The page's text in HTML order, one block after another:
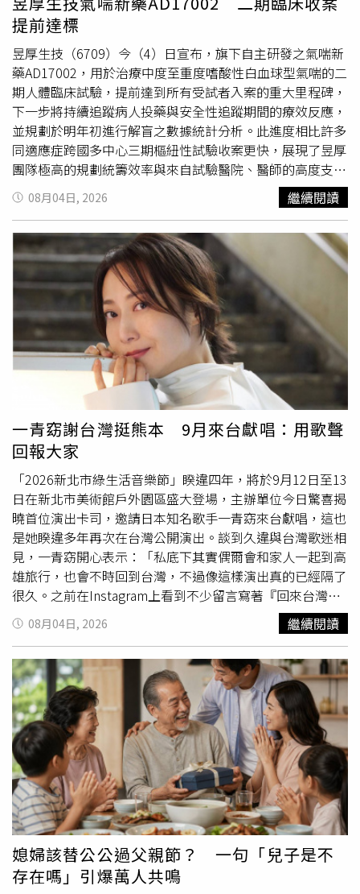
前還房貸後，資金是不是就拿不回來？徐佳馨：如果未來的
貸款政策及個人條件允許，仍可能再把資金借出來運用。黃
舒衛：提前還款會提高資產淨值，也可能增加日後再融資的
空間。不過，實際條件仍須視當時的授信政策而定。Q7：
什麼樣的人比較適合「不急著還房貸」？徐佳馨：要有其他
穩定現金流、沒有過多債務，並且能撐過市場空頭，不會因
短期下跌被迫賣出。最重要的還是投資能力。黃舒衛：除了
投資市場環境，也要了解房貸的攤還結構。貸款年期拉長或
使用寬限期，都要先考慮未來償付與轉貸的條件。閒錢還房
貸？還是買 ETF？4指標測出你是不是「被割的韭菜」！我
該提前還房貸嗎？一張表秒懂自我評估PCB、記憶體「資金
高低切換」 專家點名這2檔：必備頎邦、采鈺深套怎解？ 專
家勸「趁反彈快換股」2長線黑馬曝光這幾天盤很難看！ 阮
慕驊坦言「在看高股息」 親揭下檔保護真面目
一位具備「照顧者」與「輕度失智者」雙重身分的失智者代
表曾清芳分享，當年陪同妻子檢查時，意外發現兩人雙雙確
診失智，因害怕社會異樣眼光與失去工作的標籤，隱瞞病情
直到退休。他表示，對失智者而言，來自社會的誤解與標籤
常是壓力和阻力的來源，例如辦理金融或法律事務時，被貼
上「高風險客戶」拒於門外；誤觸法網時，也常被誤認為故
意犯罪而難以自辯。他認為，失智者需要的是合適的支持性
制度，才能繼續有尊嚴地生活在熟悉的社區。即使具備醫療
背景 失智家庭仍可能感到徬徨無助失智症家屬林靜芸醫師
分享照顧歷程，她坦言先生確診之初，自己對失智症的認識
仍停留在恐懼與無助，也曾聽聞照顧者因擔心家人走失而不
敢帶家人出門，甚至承受旁人異樣眼光。她指出，即使夫妻
兩人都受過專業醫療訓練、家中也聘有外籍看護，失智症來
臨時仍感到徬徨無助。照顧者也需制度支持 民團主張保障
就業與經濟權益中華民國家庭照顧者關懷總會陳景寧秘書長
表示，總會支持以「基本法」形式整合散落於各法規的資
源，並主張保障家庭照顧者在勞務、就業、心理、經濟與決
策支持等權利。他認為，相關制度不應只在家庭發生危機後
才介入，而應建立較具預防性的支持措施，降低照顧壓力持
續累積所帶來的風險。民團：失智症具隱性障礙特性 盼保
障平等參與權利中華民國身心障礙聯盟洪心平秘書長表示，
失智症屬於不易被察覺的隱性障礙，隨著高齡化加劇，人數
將持續快速增加。聯盟期待
透過《失智症基本法》，保障失
智者的平等參與、支持性決策及社會融入，打造兼顧人權、
尊嚴與安全的共生社會。不只醫療長照 也涉及生活中的各
項權益徐文俊強調，《失智症基本法》不是只為已確診者而
制定，更攸關每個家庭能否及早發現、及時獲得醫療與照顧
資源；也關係到失智者在金融、職場、交通及司法等不同場
域，是否仍能受到平等對待，並享有應有的權利與尊嚴。因
此，台灣失智症協會主張透過《失智症基本法》，建立跨部
會協調與制度支持，讓失智者及其家庭在不同人生階段都能
獲得較完整的保障。【延伸閱讀】下廚做飯與失智症風險降
低有關？專家：烹飪過程眉角多 助大腦保持靈活女性失智
症盛行率比男性高！醫揭4可能原因 更年期後應警惕
https://www.healthnews.com.tw/readnews.php?
id=69325
年舉辦個人演唱會時，曾因演唱華研時期歌曲收到存證信
函，引發外界對版權議題的討論；今年Ella舉辦《It's Me 艾
拉主意巡迴演唱會》期間，演唱多首S.H.E經典歌曲，華研
也曾發布聲明表示，未收到Ella或主辦單位針對錄音著作權
的相關申請。近年來，三名成員各自投入不同工作。Selina
自2023年迎接兒子「小腰果」誕生後，生活重心逐漸轉向
家庭；田馥甄持續推出音樂作品及舉辦個人巡迴演唱會，日
前也曾透露第6張專輯已順利「著床」；Ella則持續展開
《It's Me 艾拉主意巡迴演唱會》，巡演足跡遍及各地。田
馥甄親回粉絲疑問，並說明背後原因。（圖／翻攝IG／田馥
甄 Hebe）
提前達標
昱厚生技（6709）今（4）日宣布，旗下自主研發之氣喘新
藥AD17002，用於治療中度至重度嗜酸性白血球型氣喘的二
期人體臨床試驗，提前達到所有受試者入案的重大里程碑，
下一步將持續追蹤病人投藥與安全性追蹤期間的療效反應，
並規劃於明年初進行解盲之數據統計分析。此進度相比許多
同適應症跨國多中心三期樞紐性試驗收案更快，展現了昱厚
團隊極高的規劃統籌效率與來自試驗醫院、醫師的高度支持
與動員。本次臨床試驗招募參與情況踴躍，歸因於固有中重
度氣喘治療藥物的缺乏，以致許多氣喘患者在接受長期治療
後常面臨療效降低的困境；同時也顯示出患者及市場對於新
機轉氣喘藥物及療法的高度期待，更印證了AD17002切合目
前未被滿足的醫療需求。針對新藥的獨特優勢，昱厚表示
AD17002是一項突破性的重組蛋白藥物，主要透過鼻噴劑進
行局部給藥。在作用機制上，不同於傳統藥物直接癱瘓免疫
系統或僅作氣道擴張等症狀治療，AD17002是運用積極的免
疫調節來緩和過度的區域過敏發炎反應。其臨床訴求包含肺
功能改善、降低類固醇的使用，避免惡化及延長進入氣喘重
症期。此外，該藥物更具備高安全性，無明顯副作用及抗藥
08月04日, 2026 繼續閱讀
一青窈謝台灣挺熊本 9月來台獻唱：用歌聲
回報大家
「2026新北市綠生活音樂節」睽違四年，將於9月12日至13
日在新北市美術館戶外園區盛大登場，主辦單位今日驚喜揭
曉首位演出卡司，邀請日本知名歌手一青窈來台獻唱，這也
是她睽違多年再次在台灣公開演出。談到久違與台灣歌迷相
見，一青窈開心表示：「私底下其實偶爾會和家人一起到高
雄旅行，也會不時回到台灣，不過像這樣演出真的已經隔了
很久。之前在Instagram上看到不少留言寫著『回來台灣唱
歌吧！』，所以這次終於能和大家見面，真的非常開心。」
除了期待演出，她也透露此行最想造訪的地方，是位於迪化
街、由亞洲名廚江振誠創立的「台灣味譜實驗所」，她說：
「我很想親眼看看融合台灣傳統路邊攤文化概念打造的
『Dining Box』。」演出地點選在新北市美術館戶外園區，
也讓熱愛藝術的一青窈充滿期待。她分享：「九份自不用
說，父親的公司就在那一帶；我以前也曾到鶯歌參觀過陶藝
窯場。最重要的是，我一直都很喜歡美術館，所以很期待這
次能和家人一起去看看。」提及台灣，一青窈更有滿滿感
謝。今年熊本地震發生後，來自台灣的關心讓她十分感動，
她說：「這次熊本地震發生後，也再次感受到大家給予我們
滿滿的關心與愛，真的非常謝謝你們。這一次就讓我用歌聲
回報大家的心意吧。Love you all！很
期待 和大家見面。」
08月04日, 2026 繼續閱讀
媳婦該替公公過父親節？ 一句「兒子是不
存在嗎」引爆萬人共鳴